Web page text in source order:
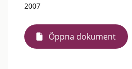
2007
Öppna dokument